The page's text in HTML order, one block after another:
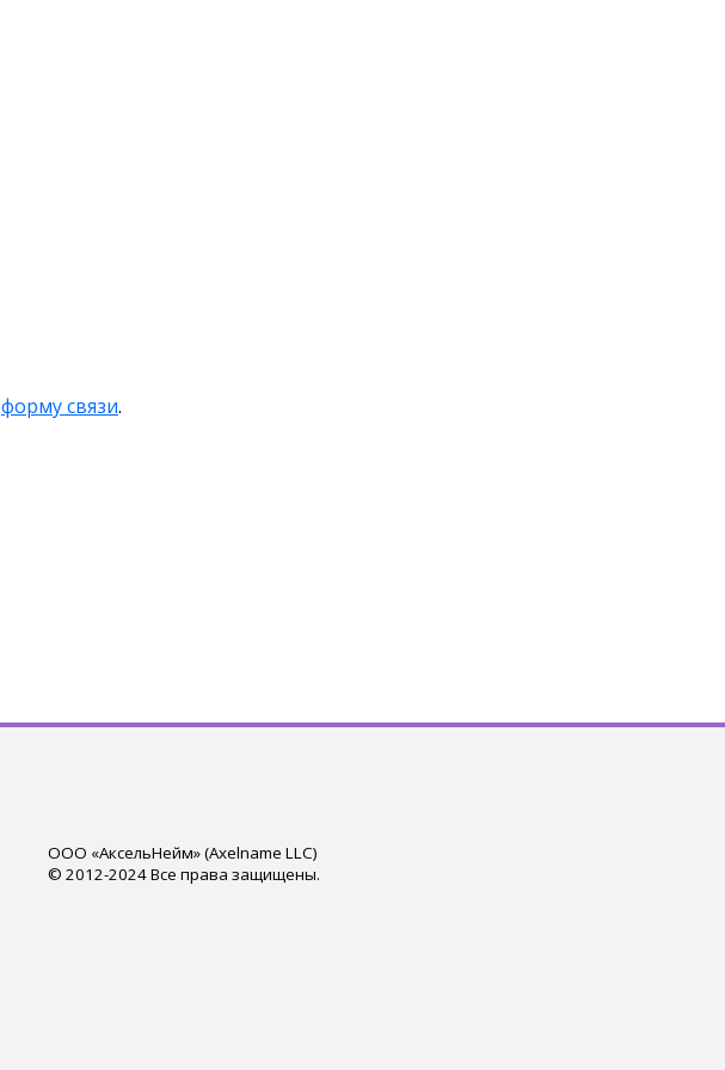
форму связи.
ООО «АксельНейм» (Axelname LLC)
© 2012-2024 Все права защищены.